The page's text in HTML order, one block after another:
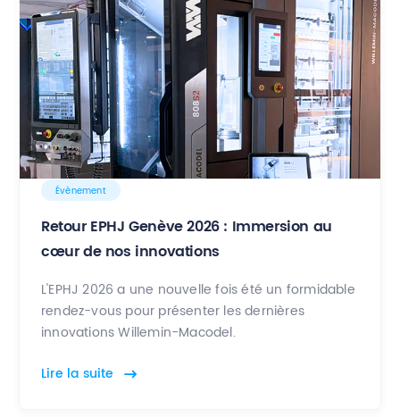
Évènement
Retour EPHJ Genève 2026 : Immersion au
cœur de nos innovations
L'EPHJ 2026 a une nouvelle fois été un formidable
rendez-vous pour présenter les dernières
innovations Willemin-Macodel.
Lire la suite